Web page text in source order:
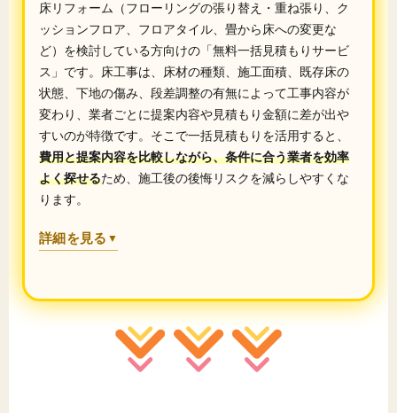
床リフォーム（フローリングの張り替え・重ね張り、ク
ッションフロア、フロアタイル、畳から床への変更な
ど）を検討している方向けの「無料一括見積もりサービ
ス」です。床工事は、床材の種類、施工面積、既存床の
状態、下地の傷み、段差調整の有無によって工事内容が
変わり、業者ごとに提案内容や見積もり金額に差が出や
すいのが特徴です。そこで一括見積もりを活用すると、
費用と提案内容を比較しながら、条件に合う業者を効率
よく探せるため、施工後の後悔リスクを減らしやすくな
ります。
詳細を見る ▼